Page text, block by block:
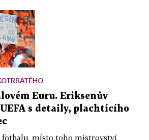
Euru. Eriksenův
s detaily, plachtícího
fotbalu, místo toho mistrovství